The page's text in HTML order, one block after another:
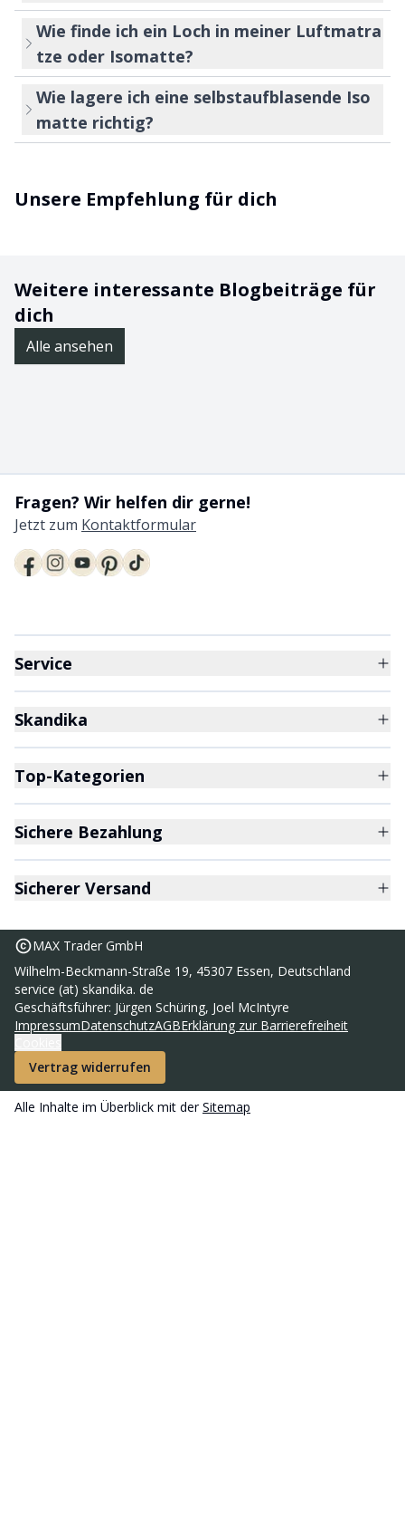
Wie finde ich ein Loch in meiner Luftmatra
tze oder Isomatte?
Wie lagere ich eine selbstaufblasende Iso
matte richtig?
Unsere Empfehlung für dich
Weitere interessante Blogbeiträge für
dich
Alle ansehen
Fragen? Wir helfen dir gerne!
Jetzt zum Kontaktformular
Service
Skandika
Top-Kategorien
Sichere Bezahlung
Sicherer Versand
MAX Trader GmbH
Wilhelm-Beckmann-Straße 19, 45307 Essen, Deutschland
service (at) skandika. de
Geschäftsführer: Jürgen Schüring, Joel McIntyre
ImpressumDatenschutzAGBErklärung zur Barrierefreiheit
Vertrag widerrufen
Alle Inhalte im Überblick mit derSitemap